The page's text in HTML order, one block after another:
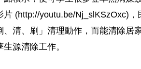
片 (http://youtu.be/Nj_slKSzOxc)
、清、刷」清理動作，而能清除居
源清除工作。